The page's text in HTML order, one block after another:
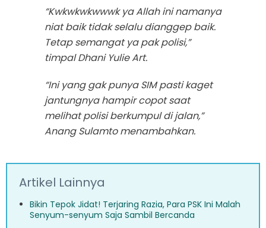
“Kwkwkwkwwwk ya Allah ini namanya
niat baik tidak selalu dianggep baik.
Tetap semangat ya pak polisi,”
timpal Dhani Yulie Art.
“Ini yang gak punya SIM pasti kaget
jantungnya hampir copot saat
melihat polisi berkumpul di jalan,”
Anang Sulamto menambahkan.
Artikel Lainnya
Bikin Tepok Jidat! Terjaring Razia, Para PSK Ini Malah
Senyum-senyum Saja Sambil Bercanda